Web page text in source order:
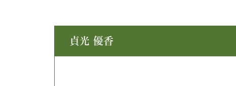
貞光 優香